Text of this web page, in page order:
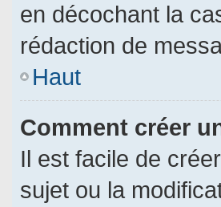
en décochant la
rédaction de
Haut
Comment créer
Il est facile de
sujet ou la